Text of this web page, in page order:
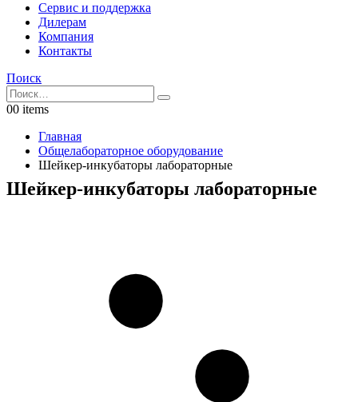
Сервис и поддержка
Дилерам
Компания
Контакты
Поиск
00 items
Главная
Общелабораторное оборудование
Шейкер-инкубаторы лабораторные
Шейкер-инкубаторы лабораторные